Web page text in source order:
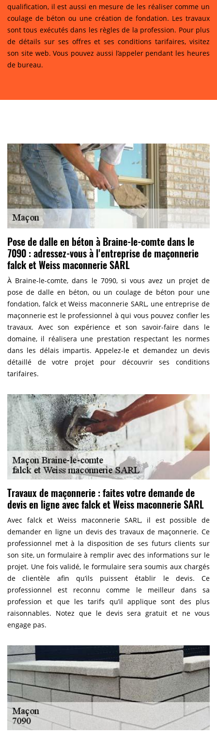
qualification, il est aussi en mesure de les réaliser comme un
coulage de béton ou une création de fondation. Les travaux
sont tous exécutés dans les règles de la profession. Pour plus
de détails sur ses offres et ses conditions tarifaires, visitez
son site web. Vous pouvez aussi l’appeler pendant les heures
de bureau.
Pose de dalle en béton à Braine-le-comte dans le
7090 : adressez-vous à l'entreprise de maçonnerie
falck et Weiss maconnerie SARL
À Braine-le-comte, dans le 7090, si vous avez un projet de
pose de dalle en béton, ou un coulage de béton pour une
fondation, falck et Weiss maconnerie SARL, une entreprise de
maçonnerie est le professionnel à qui vous pouvez confier les
travaux. Avec son expérience et son savoir-faire dans le
domaine, il réalisera une prestation respectant les normes
dans les délais impartis. Appelez-le et demandez un devis
détaillé de votre projet pour découvrir ses conditions
tarifaires.
Travaux de maçonnerie : faites votre demande de
devis en ligne avec falck et Weiss maconnerie SARL
Avec falck et Weiss maconnerie SARL, il est possible de
demander en ligne un devis des travaux de maçonnerie. Ce
professionnel met à la disposition de ses futurs clients sur
son site, un formulaire à remplir avec des informations sur le
projet. Une fois validé, le formulaire sera soumis aux chargés
de clientèle afin qu’ils puissent établir le devis. Ce
professionnel est reconnu comme le meilleur dans sa
profession et que les tarifs qu’il applique sont des plus
raisonnables. Notez que le devis sera gratuit et ne vous
engage pas.